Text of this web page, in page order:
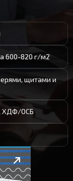
600-820 г/м2
щитами и
ХДФ/ОСБ